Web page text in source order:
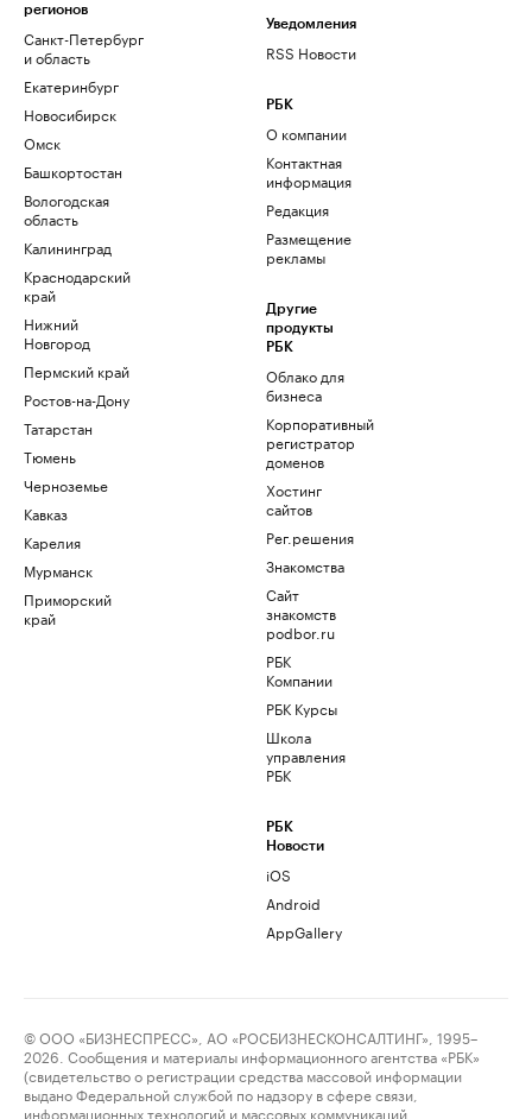
регионов
Санкт-Петербург
и область
Екатеринбург
Новосибирск
Омск
Башкортостан
Вологодская
область
Калининград
Краснодарский
край
Нижний
Новгород
Пермский край
Ростов-на-Дону
Татарстан
Тюмень
Черноземье
Кавказ
Карелия
Мурманск
Приморский
край
Уведомления
RSS Новости
РБК
О компании
Контактная
информация
Редакция
Размещение
рекламы
Другие
продукты
РБК
Облако для
бизнеса
Корпоративный
регистратор
доменов
Хостинг
сайтов
Рег.решения
Знакомства
Сайт
знакомств
podbor.ru
РБК
Компании
РБК Курсы
Школа
управления
РБК
РБК
Новости
iOS
Android
AppGallery
© ООО «БИЗНЕСПРЕСС», АО «РОСБИЗНЕСКОНСАЛТИНГ», 1995–
2026. Сообщения и материалы информационного агентства «РБК»
(свидетельство о регистрации средства массовой информации
выдано Федеральной службой по надзору в сфере связи,
информационных технологий и массовых коммуникаций